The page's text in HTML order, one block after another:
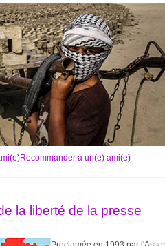
Recommander à un(e) ami(e)
la liberté de la presse